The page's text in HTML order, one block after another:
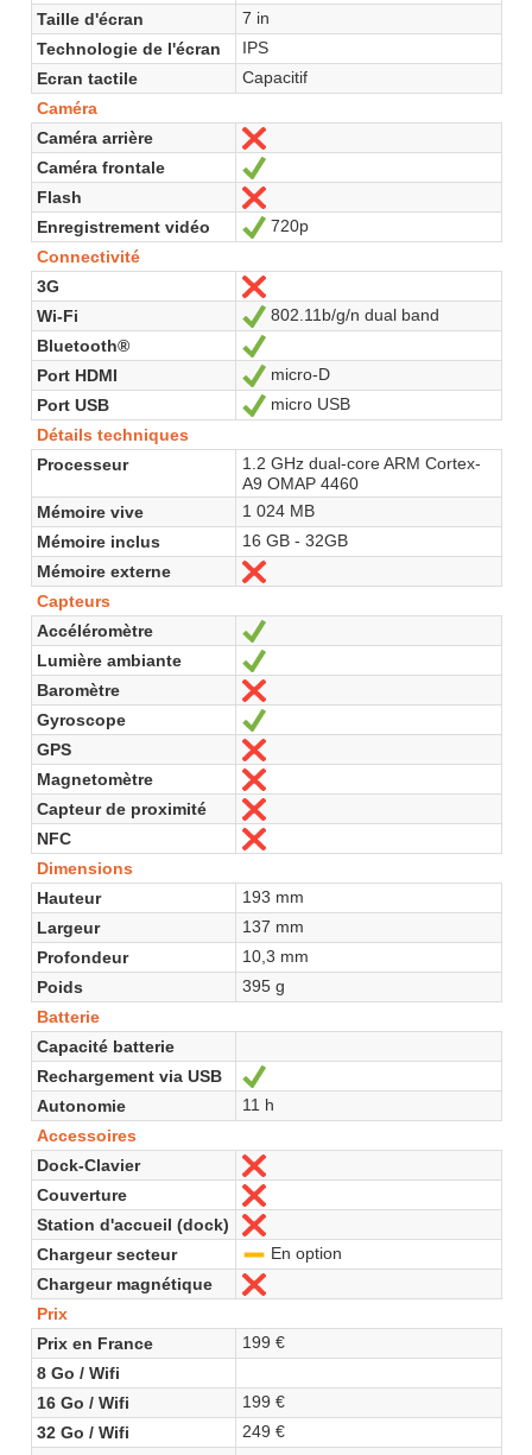
Taille d'écran
7 in
Technologie de l'écran
IPS
Ecran tactile
Capacitif
Caméra
Caméra arrière
Non
Caméra frontale
Oui
Flash
Non
Enregistrement vidéo
Oui
720p
Connectivité
3G
Non
Wi-Fi
Oui
802.11b/g/n dual band
Bluetooth®
Oui
Port HDMI
Oui
micro-D
Port USB
Oui
micro USB
Détails techniques
Processeur
1.2 GHz dual-core ARM Cortex-
A9 OMAP 4460
Mémoire vive
1 024 MB
Mémoire inclus
16 GB - 32GB
Mémoire externe
Non
Capteurs
Accéléromètre
Lumière ambiante
Oui
Baromètre
Non
Gyroscope
Oui
GPS
Non
Magnetomètre
Non
Capteur de proximité
Non
NFC
Non
Dimensions
Hauteur
193 mm
Largeur
137 mm
Profondeur
10,3 mm
Poids
395 g
Batterie
Capacité batterie
Rechargement via USB
Oui
Autonomie
11 h
Accessoires
Dock-Clavier
Non
Couverture
Non
Station d'accueil (dock)
Non
Chargeur secteur
En option
Chargeur magnétique
Non
Prix
Prix en France
199 €
8 Go / Wifi
16 Go / Wifi
199 €
32 Go / Wifi
249 €